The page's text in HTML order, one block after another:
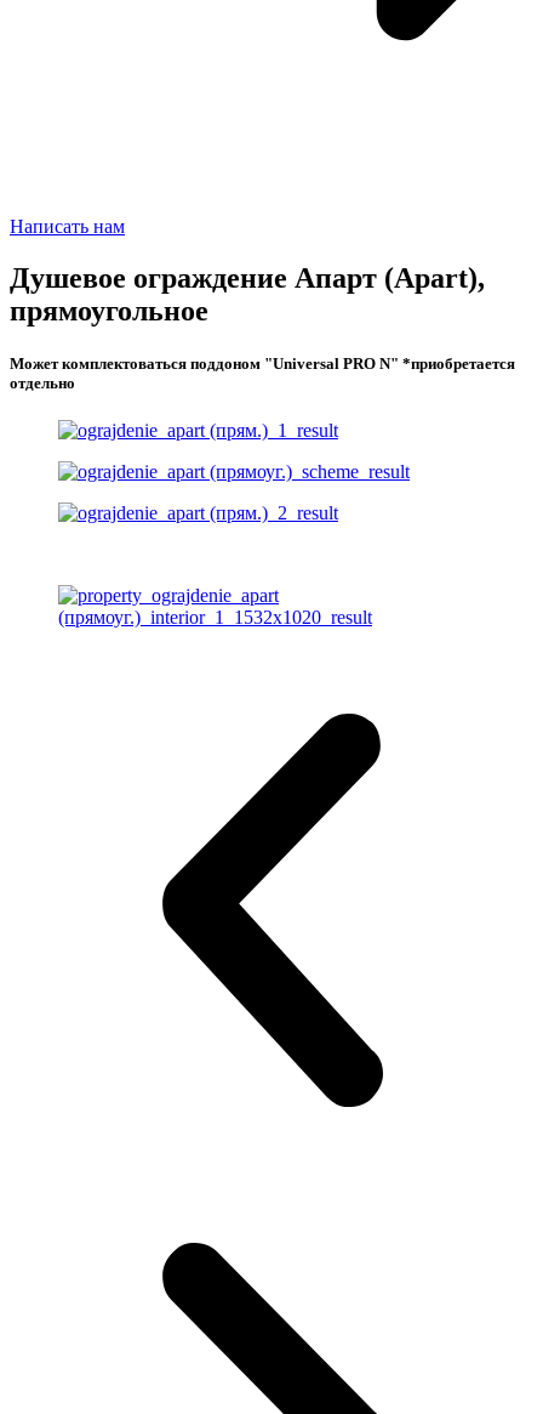
Написать нам
Душевое ограждение Апарт (Apart),
прямоугольное
Может комплектоваться поддоном "Universal PRO N" *приобретается
отдельно